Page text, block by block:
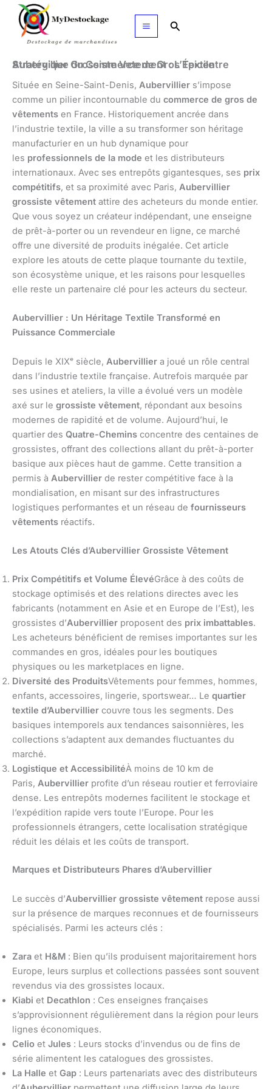
Aller
contenu
Rechercher
Aubervillier Grossiste Vetement : L’Épicentre Stratégique du Commerce de Gros Textile
Située en Seine-Saint-Denis, Aubervillier s’impose
comme un pilier incontournable du commerce de gros de
vêtements en France. Historiquement ancrée dans
l’industrie textile, la ville a su transformer son héritage
manufacturier en un hub dynamique pour
les professionnels de la mode et les distributeurs
internationaux. Avec ses entrepôts gigantesques, ses prix
compétitifs, et sa proximité avec Paris, Aubervillier
grossiste vêtement attire des acheteurs du monde entier.
Que vous soyez un créateur indépendant, une enseigne
de prêt-à-porter ou un revendeur en ligne, ce marché
offre une diversité de produits inégalée. Cet article
explore les atouts de cette plaque tournante du textile,
son écosystème unique, et les raisons pour lesquelles
elle reste un partenaire clé pour les acteurs du secteur.
Aubervillier : Un Héritage Textile Transformé en
Puissance Commerciale
Depuis le XIXᵉ siècle, Aubervillier a joué un rôle central
dans l’industrie textile française. Autrefois marquée par
ses usines et ateliers, la ville a évolué vers un modèle
axé sur le grossiste vêtement, répondant aux besoins
modernes de rapidité et de volume. Aujourd’hui, le
quartier des Quatre-Chemins concentre des centaines de
grossistes, offrant des collections allant du prêt-à-porter
basique aux pièces haut de gamme. Cette transition a
permis à Aubervillier de rester compétitive face à la
mondialisation, en misant sur des infrastructures
logistiques performantes et un réseau de fournisseurs
vêtements réactifs.
Les Atouts Clés d’Aubervillier Grossiste Vêtement
Prix Compétitifs et Volume ÉlevéGrâce à des coûts de
stockage optimisés et des relations directes avec les
fabricants (notamment en Asie et en Europe de l’Est), les
grossistes d’Aubervillier proposent des prix imbattables.
Les acheteurs bénéficient de remises importantes sur les
commandes en gros, idéales pour les boutiques
physiques ou les marketplaces en ligne.
Diversité des ProduitsVêtements pour femmes, hommes,
enfants, accessoires, lingerie, sportswear… Le quartier
textile d’Aubervillier couvre tous les segments. Des
basiques intemporels aux tendances saisonnières, les
collections s’adaptent aux demandes fluctuantes du
marché.
Logistique et AccessibilitéÀ moins de 10 km de
Paris, Aubervillier profite d’un réseau routier et ferroviaire
dense. Les entrepôts modernes facilitent le stockage et
l’expédition rapide vers toute l’Europe. Pour les
professionnels étrangers, cette localisation stratégique
réduit les délais et les coûts de transport.
Marques et Distributeurs Phares d’Aubervillier
Le succès d’Aubervillier grossiste vêtement repose aussi
sur la présence de marques reconnues et de fournisseurs
spécialisés. Parmi les acteurs clés :
Zara et H&M : Bien qu’ils produisent majoritairement hors
Europe, leurs surplus et collections passées sont souvent
revendus via des grossistes locaux.
Kiabi et Decathlon : Ces enseignes françaises
s’approvisionnent régulièrement dans la région pour leurs
lignes économiques.
Celio et Jules : Leurs stocks d’invendus ou de fins de
série alimentent les catalogues des grossistes.
La Halle et Gap : Leurs partenariats avec des distributeurs